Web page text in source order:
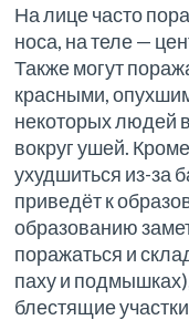
На лице часто
носа, на теле —
Также могут
красными,
некоторых людей
вокруг ушей.
ухудшиться из-за
приведёт к
образованию
поражаться и
паху и
блестящие